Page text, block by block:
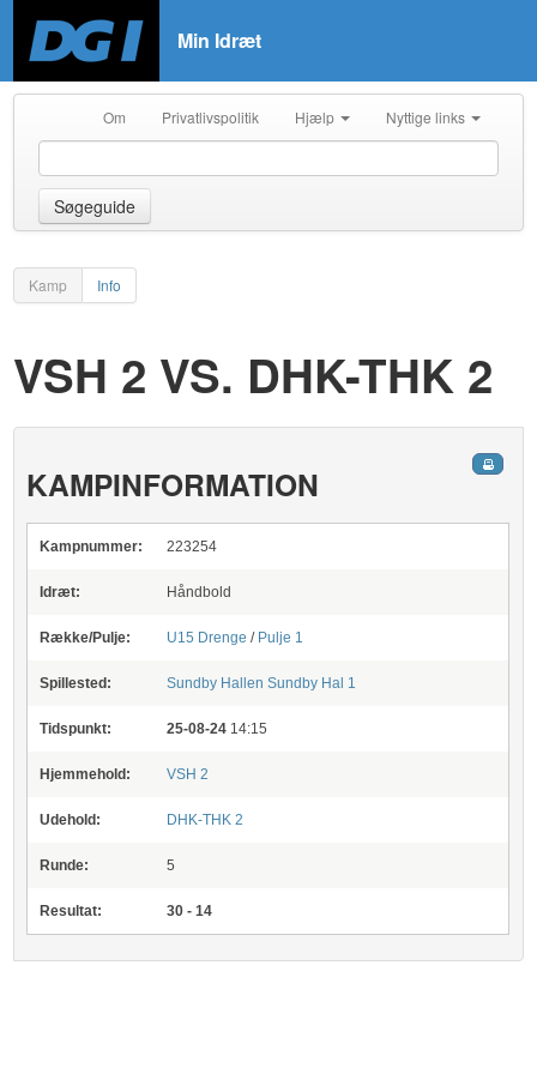
Min Idræt
Om Privatlivspolitik Hjælp Nyttige links
Søgeguide
Kamp Info
VSH 2 VS. DHK-THK 2
KAMPINFORMATION
Kampnummer: 223254
Idræt: Håndbold
Række/Pulje: U15 Drenge/ Pulje 1
Spillested: Sundby Hallen Sundby Hal 1
Tidspunkt: 25-08-24 14:15
Hjemmehold: VSH 2
Udehold: DHK-THK 2
Runde: 5
Resultat: 30 - 14